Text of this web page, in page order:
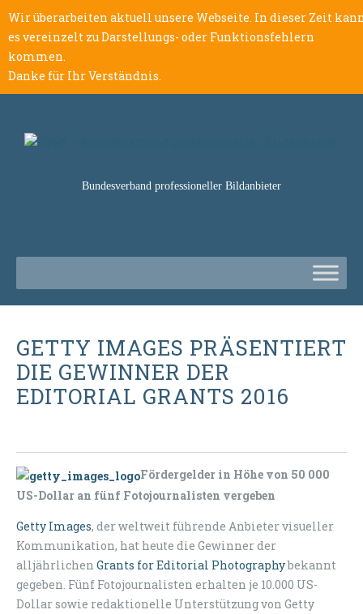
Wir überarbeiten aktuell unsere Webseite. In dieser Zeit
es vereinzelt zu Darstellungs- oder Funktionsfehlern
kommen.
Danke für Ihr Verständnis.
Bundesverband professioneller Bildanbieter
GETTY IMAGES PRÄSENTIERT
DIE GEWINNER DER
EDITORIAL GRANTS 2016
Fördergelder in Höhe von 50 000
US-Dollar an fünf Fotojournalisten vergeben
Getty Images, der weltweit führende Anbieter visueller
Kommunikation, hat heute die Gewinner der
alljährlichen Grants for Editorial Photographybekannt
gegeben. Fünf Fotojournalisten erhalten je 10.000 US-
Dollar sowie redaktionelle Unterstützung von Getty